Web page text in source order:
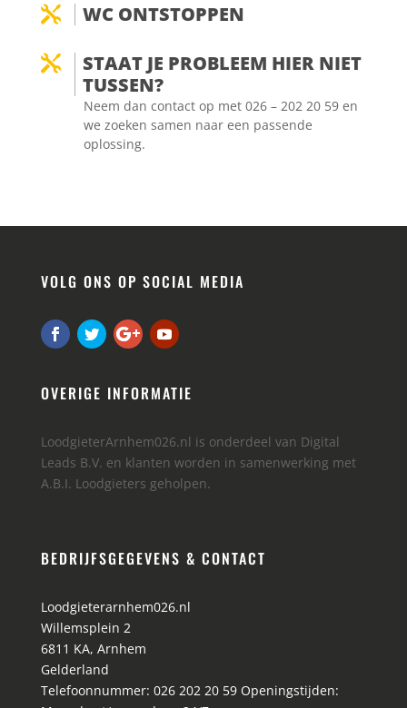
 WC ONTSTOPPEN

STAAT JE PROBLEEM HIER NIET
TUSSEN?
Neem dan contact op met 026 – 202 20 59 en
we zoeken samen naar een passende
oplossing.
VOLG ONS OP SOCIAL MEDIA
OVERIGE INFORMATIE
LoodgieterArnhem026.nl is onderdeel van Digital
Leads B.V. en klanten worden in samenwerking met
A.B.I. Loodgieters geholpen.
BEDRIJFSGEGEVENS & CONTACT
Loodgieterarnhem026.nl
Willemsplein 2
6811 KA, Arnhem
Gelderland
Telefoonnummer: 026 202 20 59Openingstijden: